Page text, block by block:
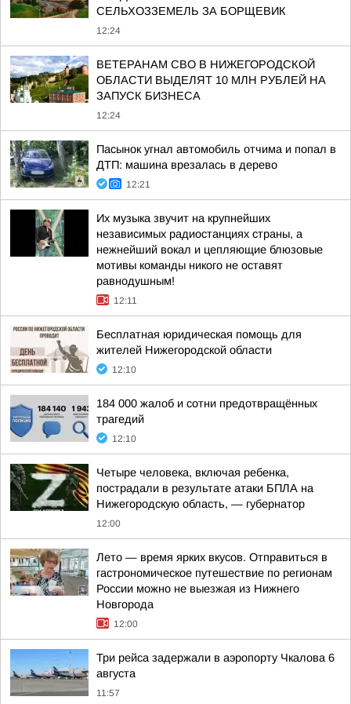
СЕЛЬХОЗЗЕМЕЛЬ ЗА БОРЩЕВИК
12:24
ВЕТЕРАНАМ СВО В НИЖЕГОРОДСКОЙ
ОБЛАСТИ ВЫДЕЛЯТ 10 МЛН РУБЛЕЙ НА
ЗАПУСК БИЗНЕСА
12:24
Пасынок угнал автомобиль отчима и попал в
ДТП: машина врезалась в дерево
12:21
Их музыка звучит на крупнейших
независимых радиостанциях страны, а
нежнейший вокал и цепляющие блюзовые
мотивы команды никого не оставят
равнодушным!
12:11
Бесплатная юридическая помощь для
жителей Нижегородской области
12:10
184 000 жалоб и сотни предотвращённых
трагедий
12:10
Четыре человека, включая ребенка,
пострадали в результате атаки БПЛА на
Нижегородскую область, — губернатор
12:00
Лето — время ярких вкусов. Отправиться в
гастрономическое путешествие по регионам
России можно не выезжая из Нижнего
Новгорода
12:00
Три рейса задержали в аэропорту Чкалова 6
августа
11:57